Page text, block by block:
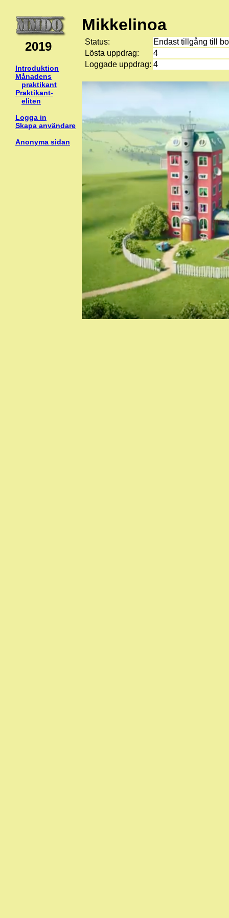
2019
Introduktion
Månadens
praktikant
Praktikant-
eliten
Logga in
Skapa användare
Anonyma sidan
Mikkelinoa
Status:
Endast tillgång till
Lösta uppdrag:
4
Loggade uppdrag: 4